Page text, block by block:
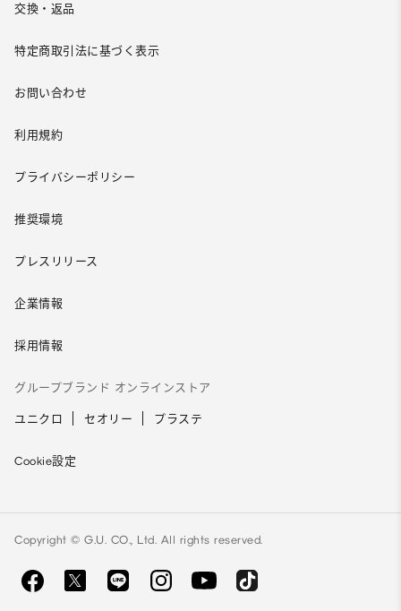
交換・返品
特定商取引法に基づく表示
お問い合わせ
利用規約
プライバシーポリシー
推奨環境
プレスリリース
企業情報
採用情報
グループブランド オンラインストア
ユニクロ セオリー プラステ
Cookie設定
Copyright © G.U. CO., Ltd. All rights reserved.